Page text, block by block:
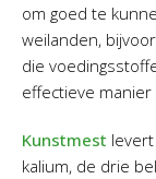
om goed te
weilanden,
die
effectieve
Kunstmest
kalium, de drie